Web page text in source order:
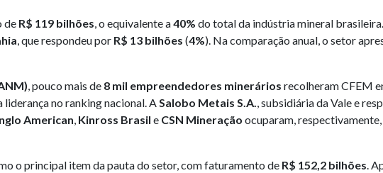
de R$ 119 bilhões, o equivalente a40% do total da indústria mineral
, que respondeu por R$ 13 bilhões (4%). Na comparação anual, o setor
, pouco mais de 8 mil empreendedores minerários recolheram CFEM
liderança no ranking nacional. ASalobo Metais S.A., subsidiária da Vale e
American, Kinross Brasil e CSN Mineração ocuparam,
o principal item da pauta do setor, com faturamento de R$ 152,2 bilhões.